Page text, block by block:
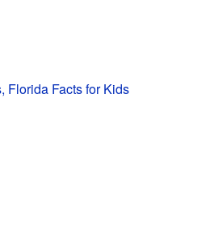
Florida Facts for Kids